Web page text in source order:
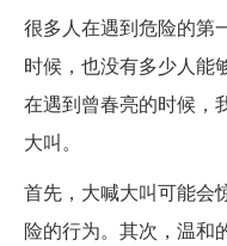
很多人在遇到危险的第
时候，也没有多少人能
在遇到曾春亮的时候，
大叫。
首先，大喊大叫可能会
险的行为。其次，温和